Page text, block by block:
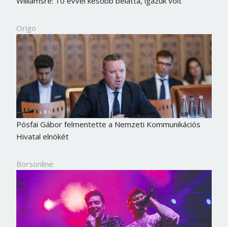
Origo
Pósfai Gábor felmentette a Nemzeti Kommunikációs
Hivatal elnökét
Borsonline